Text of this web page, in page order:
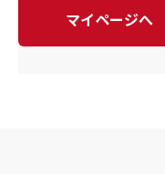
マイページへ